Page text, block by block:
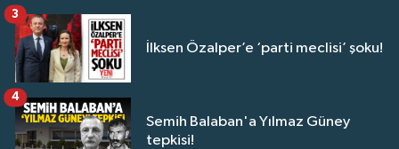
İlksen Özalper’e ‘parti meclisi’ şoku!
3
Semih Balaban'a Yılmaz Güney
tepkisi!
4